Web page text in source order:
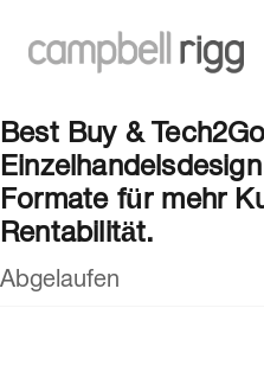
Best Buy &
Formate für mehr
Rentabilität.
Abgelaufen